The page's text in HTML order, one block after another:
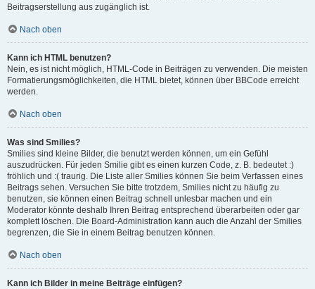
Beitragserstellung aus zugänglich ist.
Nach oben
Kann ich HTML benutzen?
Nein, es ist nicht möglich, HTML-Code in Beiträgen zu verwenden. Die meisten
Formatierungsmöglichkeiten, die HTML bietet, können über BBCode erreicht
werden.
Nach oben
Was sind Smilies?
Smilies sind kleine Bilder, die benutzt werden können, um ein Gefühl
auszudrücken. Für jeden Smilie gibt es einen kurzen Code, z. B. bedeutet :)
fröhlich und :( traurig. Die Liste aller Smilies können Sie beim Verfassen eines
Beitrags sehen. Versuchen Sie bitte trotzdem, Smilies nicht zu häufig zu
benutzen, sie können einen Beitrag schnell unlesbar machen und ein
Moderator könnte deshalb Ihren Beitrag entsprechend überarbeiten oder gar
komplett löschen. Die Board-Administration kann auch die Anzahl der Smilies
begrenzen, die Sie in einem Beitrag benutzen können.
Nach oben
Kann ich Bilder in meine Beiträge einfügen?